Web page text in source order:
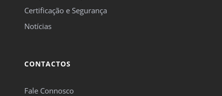
Certificação e Segurança
Notícias
CONTACTOS
Fale Connosco